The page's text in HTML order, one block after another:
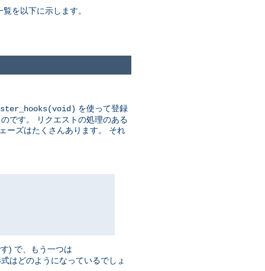
を以下に示します。
を使って登録
です。 リクエストの処理のある
ーズはたくさんあります。 それ
) で、もう一つは
はどのようになっているでしょ